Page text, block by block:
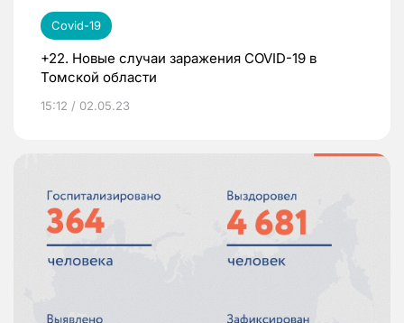
Covid-19
+22. Новые случаи заражения COVID-19 в
Томской области
15:12 / 02.05.23